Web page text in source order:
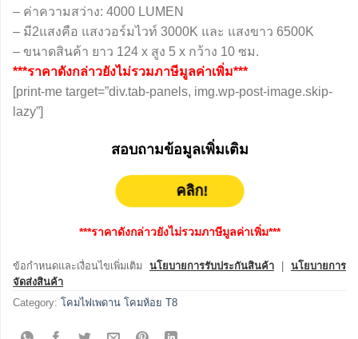
– ค่าความสว่าง: 4000 LUMEN
– มี2แสงคือ แสงวอร์มไวท์ 3000K และ แสงขาว 6500K
– ขนาดสินค้า ยาว 124 x สูง 5 x กว้าง 10 ซม.
***ราคาดังกล่าวยังไม่รวมภาษีมูลค่าเพิ่ม***
[print-me target=”div.tab-panels, img.wp-post-image.skip-
lazy”]
สอบถามข้อมูลเพิ่มเติม
คลิก!
***ราคาดังกล่าวยังไม่รวมภาษีมูลค่าเพิ่ม***
ข้อกำหนดและเงื่อนไขเพิ่มเติม นโยบายการรับประกันสินค้า
นโยบายการ
จัดส่งสินค้า
Category: โคมไฟเพดาน โคมห้อย T8